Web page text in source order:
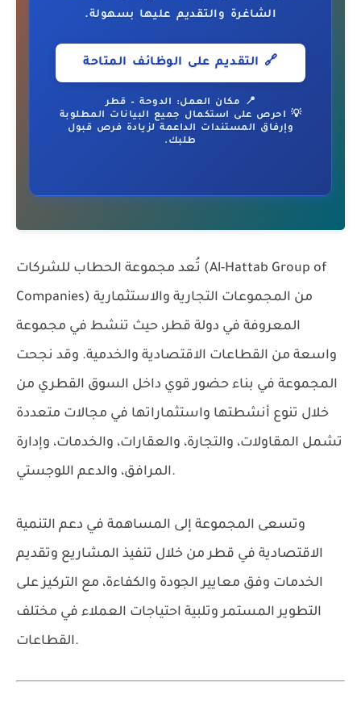
الشاغرة والتقديم عليها بسهولة.
🔗 التقديم على الوظائف المتاحة
📍 مكان العمل: الدوحة – قطر
💡 احرص على استكمال جميع البيانات المطلوبة
وإرفاق المستندات الداعمة لزيادة فرص قبول
طلبك.
تُعد مجموعة الحطاب للشركات (Al-Hattab Group of
Companies)
المعروفة في دولة قطر، حيث تنشط في مجموعة
واسعة من القطاعات الاقتصادية والخدمية. وقد نجحت
المجموعة في بناء حضور قوي داخل السوق القطري من
خلال تنوع أنشطتها واستثماراتها في مجالات متعددة
تشمل المقاولات، والتجارة، والعقارات، والخدمات، وإدارة
المرافق، والدعم اللوجستي.
وتسعى المجموعة إلى المساهمة في دعم التنمية
الاقتصادية في قطر من خلال تنفيذ المشاريع وتقديم
الخدمات وفق معايير الجودة والكفاءة، مع التركيز على
التطوير المستمر وتلبية احتياجات العملاء في مختلف
القطاعات.